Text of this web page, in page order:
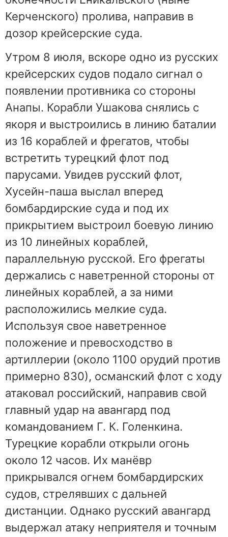
Керченского) пролива, направив в
дозор крейсерские суда.
Утром 8 июля, вскоре одно из русских
крейсерских судов подало сигнал о
появлении противника со стороны
Анапы. Корабли Ушакова снялись с
якоря и выстроились в линию баталии
из 16 кораблей и фрегатов, чтобы
встретить турецкий флот под
парусами. Увидев русский флот,
Хусейн-паша выслал вперед
бомбардирские суда и под их
прикрытием выстроил боевую линию
из 10 линейных кораблей,
параллельную русской. Его фрегаты
держались с наветренной стороны от
линейных кораблей, а за ними
расположились мелкие суда.
Используя свое наветренное
положение и превосходство в
артиллерии (около 1100 орудий против
примерно 830), османский флот с ходу
атаковал российский, направив свой
главный удар на авангард под
командованием Г. К. Голенкина.
Турецкие корабли открыли огонь
около 12 часов. Их манёвр
прикрывался огнем бомбардирских
судов, стрелявших с дальней
дистанции. Однако русский авангард
выдержал атаку неприятеля и точным